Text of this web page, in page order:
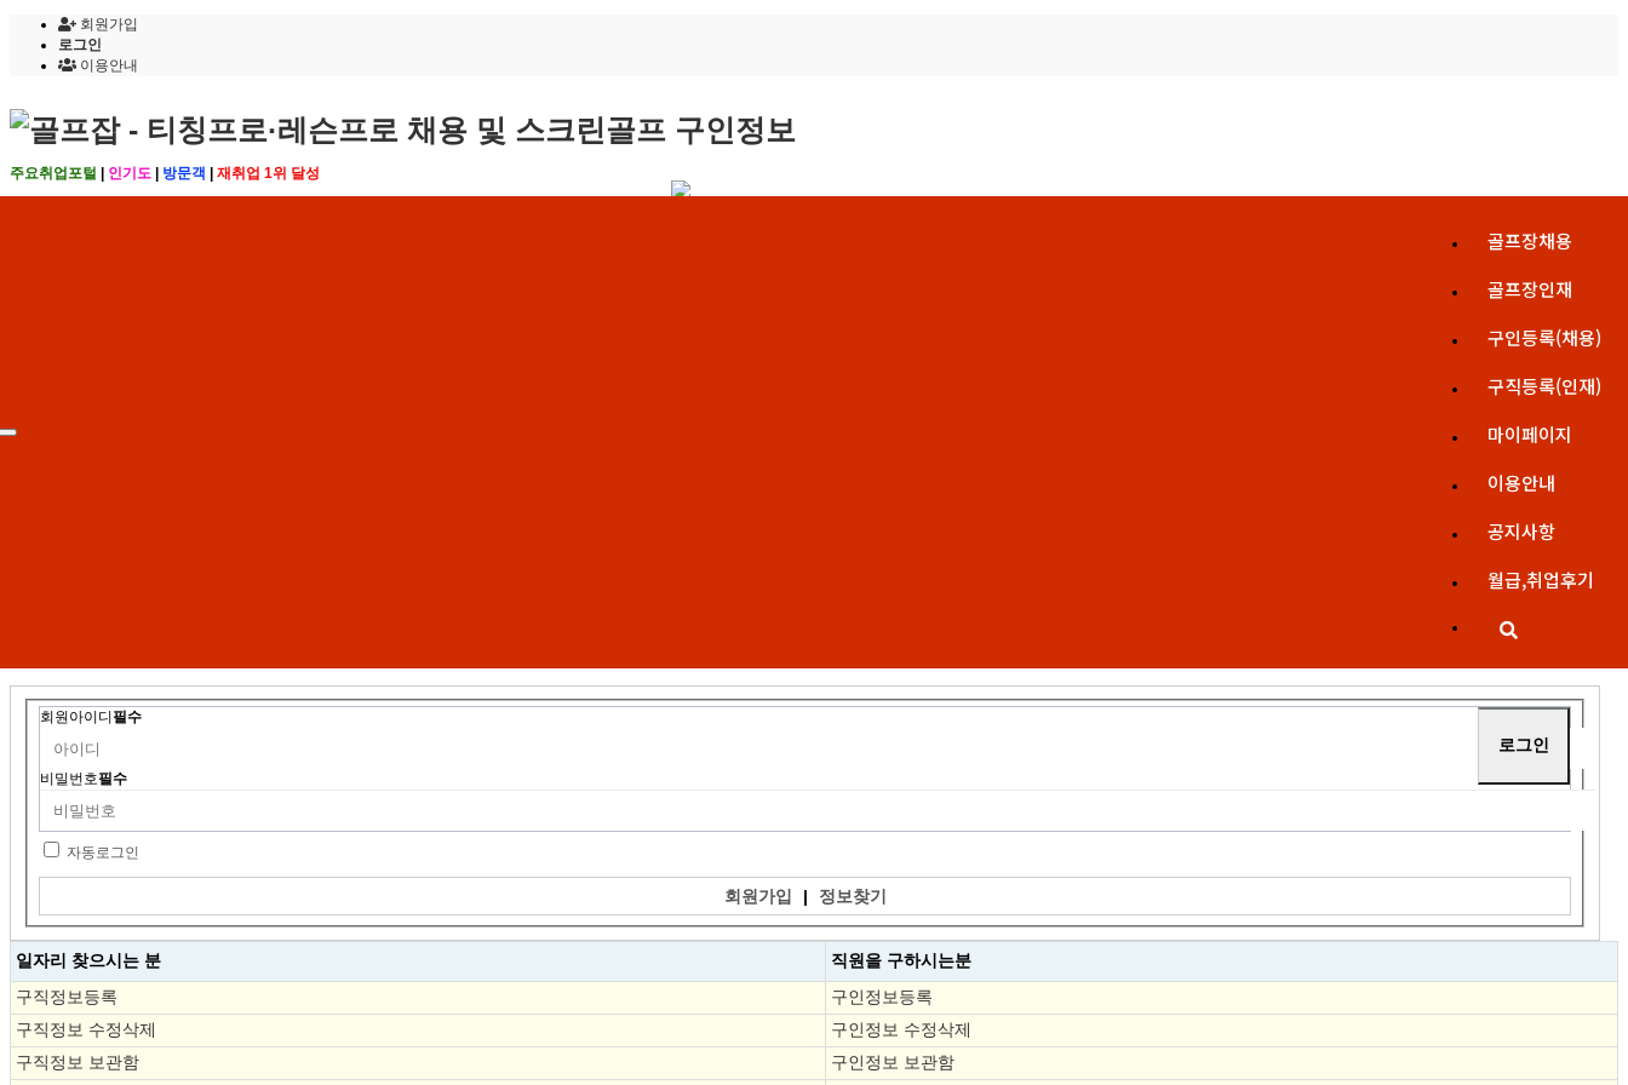
회원가입
로그인
이용안내
주요취업포털 인기도 방문객 재취업 1위 달성
골프장채용
골프장인재
구인등록(채용)
구직등록(인재)
마이페이지
이용안내
공지사항
월급,취업후기
회원아이디 필수
비밀번호필수
자동로그인
회원가입 | 정보찾기
일자리 찾으시는 분 직원을 구하시는분
구직정보등록
구인정보등록
구직정보 수정삭제
구인정보 수정삭제
구직정보 보관함
구인정보 보관함